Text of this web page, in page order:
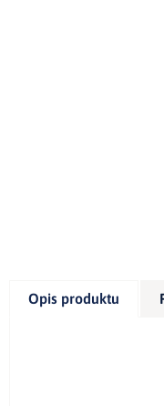
Opis produktu
Głębokość
szer.